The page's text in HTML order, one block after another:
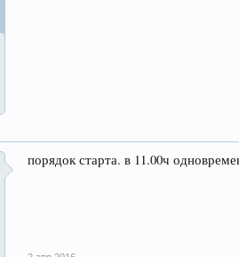
порядок старта. в 11.00ч